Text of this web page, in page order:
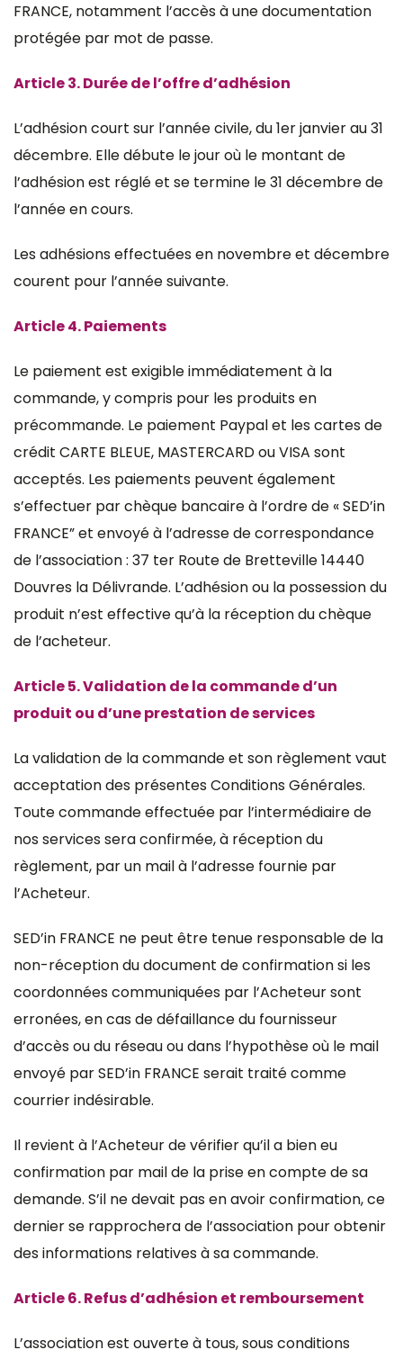
FRANCE, notamment l’accès à une documentation
protégée par mot de passe.
Article 3. Durée de l’offre d’adhésion
L’adhésion court sur l’année civile, du 1er janvier au 31
décembre. Elle débute le jour où le montant de
l’adhésion est réglé et se termine le 31 décembre de
l’année en cours.
Les adhésions effectuées en novembre et décembre
courent pour l’année suivante.
Article 4. Paiements
Le paiement est exigible immédiatement à la
commande, y compris pour les produits en
précommande. Le paiement Paypal et les cartes de
crédit CARTE BLEUE, MASTERCARD ou VISA sont
acceptés. Les paiements peuvent également
s’effectuer par chèque bancaire à l’ordre de « SED’in
FRANCE” et envoyé à l’adresse de correspondance
de l’association : 37 ter Route de Bretteville 14440
Douvres la Délivrande. L’adhésion ou la possession du
produit n’est effective qu’à la réception du chèque
de l’acheteur.
Article 5. Validation de la commande d’un
produit ou d’une prestation de services
La validation de la commande et son règlement vaut
acceptation des présentes Conditions Générales.
Toute commande effectuée par l’intermédiaire de
nos services sera confirmée, à réception du
règlement, par un mail à l’adresse fournie par
l’Acheteur.
SED’in FRANCE ne peut être tenue responsable de la
non-réception du document de confirmation si les
coordonnées communiquées par l’Acheteur sont
erronées, en cas de défaillance du fournisseur
d’accès ou du réseau ou dans l’hypothèse où le mail
envoyé par SED’in FRANCE serait traité comme
courrier indésirable.
Il revient à l’Acheteur de vérifier qu’il a bien eu
confirmation par mail de la prise en compte de sa
demande. S’il ne devait pas en avoir confirmation, ce
dernier se rapprochera de l’association pour obtenir
des informations relatives à sa commande.
Article 6. Refus d’adhésion et remboursement
L’association est ouverte à tous, sous conditions